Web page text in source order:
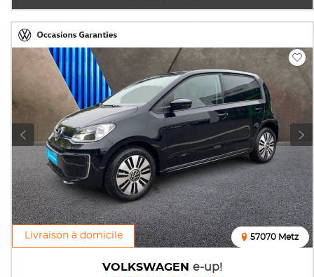
Livraison à domicile
VOLKSWAGEN e-up!
57070 Metz